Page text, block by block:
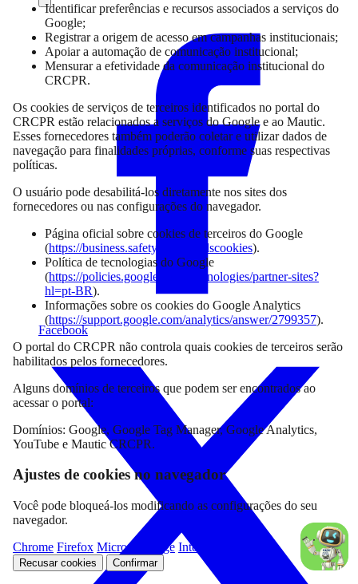
Compartilhar
Facebook
Identificar preferências e recursos associados a serviços do
Google;
Registrar a origem de acesso em campanhas institucionais;
Apoiar a automação de comunicação institucional;
Mensurar a efetividade da comunicação institucional do
CRCPR.
Os cookies de serviços de terceiros identificados no portal do
CRCPR estão relacionados a serviços do Google e ao Mautic.
Esses fornecedores também poderão coletar e utilizar dados de
navegação para finalidades próprias, conforme suas respectivas
políticas.
O usuário pode desabilitá-los diretamente nos sites dos
fornecedores ou nas configurações do navegador.
Página oficial sobre cookies de terceiros do Google
(https://business.safety.google/adscookies).
Política de tecnologias do Google
(https://policies.google.com/technologies/partner-sites?
hl=pt-BR).
Informações sobre os cookies do Google Analytics
(https://support.google.com/analytics/answer/2799357).
O portal do CRCPR não controla quais cookies de terceiros serão
habilitados pelos fornecedores.
Alguns domínios de terceiros que podem ser encontrados ao
acessar o portal:
Domínios: Google, Google Tag Manager, Google Analytics,
YouTube e Mautic CRCPR.
Ajustes de cookies no navegador
Você pode bloqueá-los modificando as configurações do seu
navegador.
Chrome Firefox Microsoft Edge Internet Explorer
Recusar cookies Confirmar